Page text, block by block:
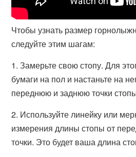
Чтобы узнать размер
следуйте этим шагам:
1. Замерьте свою стопу. Для
бумаги на пол и настаньте на
переднюю и заднюю точки
2. Используйте линейку или
измерения длины стопы от
точки. Это будет ваша длина